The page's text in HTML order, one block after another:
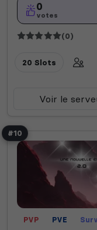
0
votes
(0)
20 Slots
Voir le
#10
PVP PVE